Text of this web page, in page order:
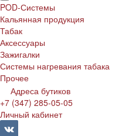
POD-Системы
Кальянная продукция
Табак
Аксессуары
Зажигалки
Системы нагревания табака
Прочее
Адреса бутиков
+7 (347) 285-05-05
Личный кабинет